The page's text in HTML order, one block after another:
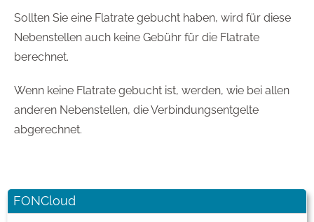
FONCloud
Sollten Sie eine Flatrate gebucht haben, wird für diese
Nebenstellen auch keine Gebühr für die Flatrate
berechnet.
Wenn keine Flatrate gebucht ist, werden, wie bei allen
anderen Nebenstellen, die Verbindungsentgelte
abgerechnet.